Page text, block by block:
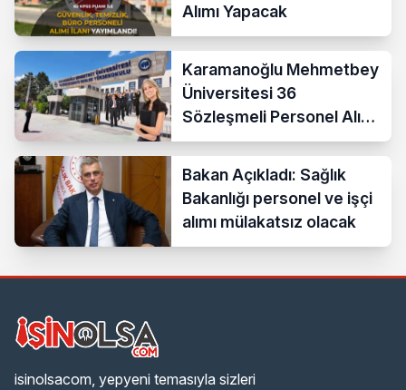
Alımı Yapacak
Karamanoğlu Mehmetbey
Üniversitesi 36
Sözleşmeli Personel Alımı
Yapacak
Bakan Açıkladı: Sağlık
Bakanlığı personel ve işçi
alımı mülakatsız olacak
isinolsacom, yepyeni temasıyla sizleri